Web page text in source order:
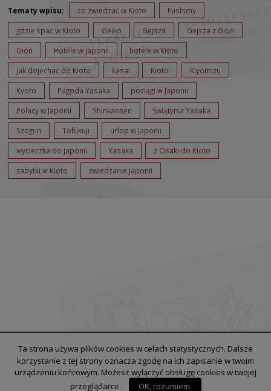
Tematy wpisu: co zwiedzać w Kioto Fushimy
gdzie spać w Kioto Geiko Gejsza Gejsza z Gion
Gion Hotele w Japonii hotele w Kioto
jak dojechać do Kioto kasai Kioto Kiyomizu
Kyoto Pagoda Yasaka pociągi w Japonii
Polacy w Japonii Shinkansen Świątynia Yasaka
Szogun Tofukuji urlop w Japonii
wycieczka do japonii Yasaka z Osaki do Kioto
zabytki w Kioto zwiedzanie Japonii
Ta strona używa plików cookies w celach statystycznych. Dalsze
korzystanie z tej strony oznacza zgodę na ich zapisanie w twoim
urządzeniu końcowym. Możesz wyłączyć obsługę cookies w twojej
przeglądarce.
OK, rozumiem.